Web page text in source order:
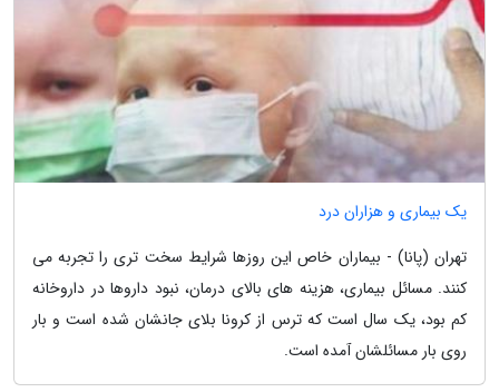
یک بیماری و هزاران درد
تهران (پانا) - بیماران خاص این روزها شرایط سخت تری را تجربه می
کنند. مسائل بیماری، هزینه های بالای درمان، نبود داروها در داروخانه
کم بود، یک سال است که ترس از کرونا بلای جانشان شده است و بار
روی بار مسائلشان آمده است.